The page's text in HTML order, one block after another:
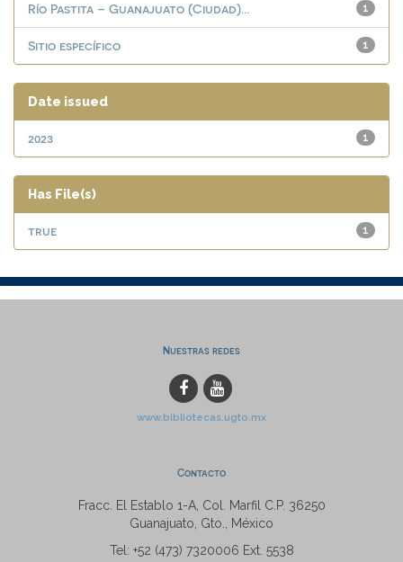
1
Río Pastita – Guanajuato (Ciudad)...
1
Sitio específico
Date issued
1
2023
Has File(s)
1
true
Nuestras redes
www.bibliotecas.ugto.mx
Contacto
Fracc. El Establo 1-A, Col. Marfil C.P. 36250
Guanajuato, Gto., México
Tel: +52 (473) 7320006 Ext. 5538